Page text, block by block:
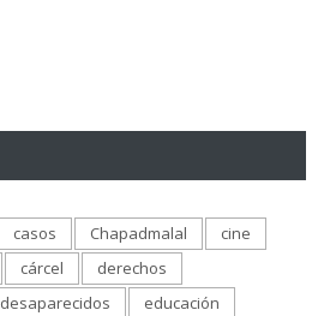
casos Chapadmalal
cine
cárcel
derechos
desaparecidos
educación